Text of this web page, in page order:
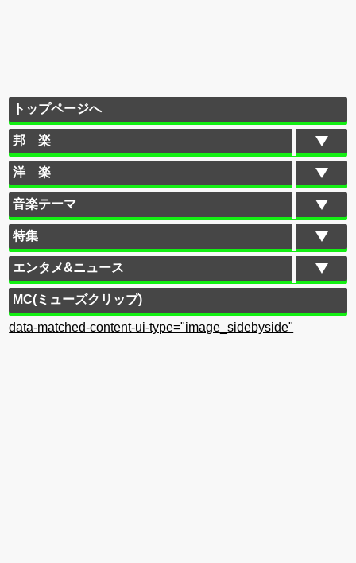
トップページへ
邦 楽
洋 楽
音楽テーマ
特集
エンタメ&ニュース
MC(ミューズクリップ)
data-matched-content-ui-type="image_sidebyside"